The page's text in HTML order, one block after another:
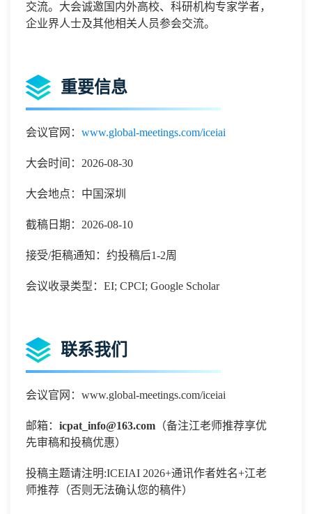
交流。大会诚邀国内外高校、科研机构专家学者，
企业界人士及其他相关人员参会交流。
重要信息
会议官网： www.global-meetings.com/iceiai
大会时间：2026-08-30
大会地点：中国深圳
截稿日期：2026-08-10
接受/拒稿通知：约投稿后1-2周
会议收录类型：EI; CPCI; Google Scholar
联系我们
会议官网：www.global-meetings.com/iceiai
邮箱： icpat_info@163.com （备注江老师推荐享优
先审稿和投稿优惠）
投稿主题请注明:ICEIAI 2026+通讯作者姓名+江老
师推荐（否则无法确认您的稿件）